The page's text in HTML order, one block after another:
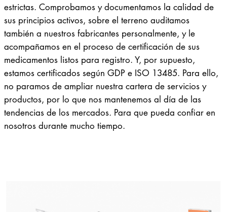
estrictas. Comprobamos y documentamos la calidad de
sus principios activos, sobre el terreno auditamos
también a nuestros fabricantes personalmente, y le
acompañamos en el proceso de certificación de sus
medicamentos listos para registro. Y, por supuesto,
estamos certificados según GDP e ISO 13485. Para ello,
no paramos de ampliar nuestra cartera de servicios y
productos, por lo que nos mantenemos al día de las
tendencias de los mercados. Para que pueda confiar en
nosotros durante mucho tiempo.